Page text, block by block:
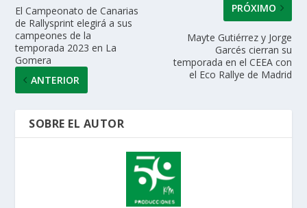
El Campeonato de Canarias
de Rallysprint elegirá a sus
campeones de la
temporada 2023 en La
Gomera
ANTERIOR
PRÓXIMO
Mayte Gutiérrez y Jorge
Garcés cierran su
temporada en el CEEA con
el Eco Rallye de Madrid
SOBRE EL AUTOR